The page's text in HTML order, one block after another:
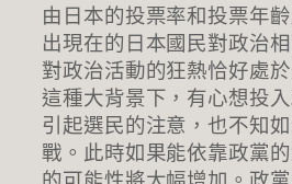
由日本的投票率和投票年
出現在的日本國民對政治
對政治活動的狂熱恰好處
這種大背景下，有心想投
引起選民的注意，也不知
戰。此時如果能依靠政黨